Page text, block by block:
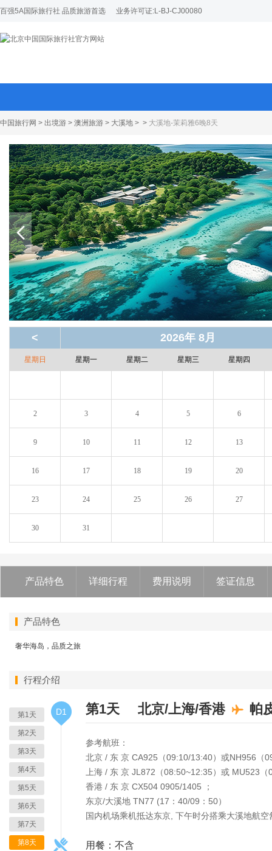
百强5A国际旅行社 品质旅游首选 业务许可证:L-BJ-CJ00080
中国旅行网 > 出境游 > 澳洲旅游 > 大溪地 > > 大溪地-茉莉雅6晚8天
< 2026年 8月
星期日 星期一 星期二 星期三 星期四
2 3 4 5 6
9 10 11 12 13
16 17 18 19 20
23 24 25 26 27
30 31
产品特色 详细行程 费用说明 签证信息
产品特色
奢华海岛，品质之旅
行程介绍
第1天
第2天
第3天
第4天
第5天
第6天
第7天
第8天
D1 第1天 北京/上海/香港 帕
参考航班：
北京 / 东 京 CA925（09:10/13:40）或NH956（
上海 / 东 京 JL872（08:50~12:35）或 MU523
香港 / 东 京 CX504 0905/1405 ；
东京/大溪地 TN77 (17：40/09：50）
国内机场乘机抵达东京, 下午时分搭乘大溪地航
用餐：不含